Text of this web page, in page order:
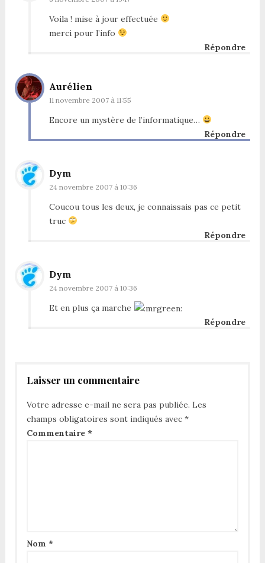
Voila ! mise à jour effectuée
merci pour l’info
Répondre
Aurélien
11 novembre 2007 à 11:55
Encore un mystère de l’informatique…
Répondre
Dym
24 novembre 2007 à 10:36
Coucou tous les deux, je connaissais pas ce petit
truc
Répondre
Dym
24 novembre 2007 à 10:36
Et en plus ça marche
Répondre
Laisser un commentaire
Votre adresse e-mail ne sera pas publiée. Les
champs obligatoires sont indiqués avec *
Commentaire *
Nom *